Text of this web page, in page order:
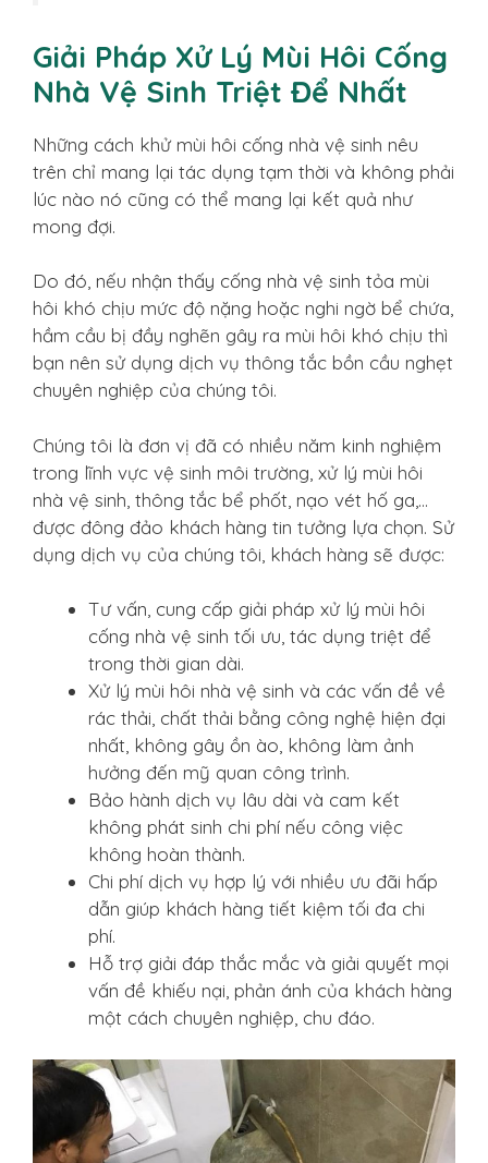
Giải Pháp Xử Lý Mùi Hôi Cống
Nhà Vệ Sinh Triệt Để Nhất
Những cách khử mùi hôi cống nhà vệ sinh nêu
trên chỉ mang lại tác dụng tạm thời và không phải
lúc nào nó cũng có thể mang lại kết quả như
mong đợi.
Do đó, nếu nhận thấy cống nhà vệ sinh tỏa mùi
hôi khó chịu mức độ nặng hoặc nghi ngờ bể chứa,
hầm cầu bị đầy nghẽn gây ra mùi hôi khó chịu thì
bạn nên sử dụng dịch vụ thông tắc bồn cầu nghẹt
chuyên nghiệp của chúng tôi.
Chúng tôi là đơn vị đã có nhiều năm kinh nghiệm
trong lĩnh vực vệ sinh môi trường, xử lý mùi hôi
nhà vệ sinh, thông tắc bể phốt, nạo vét hố ga,…
được đông đảo khách hàng tin tưởng lựa chọn. Sử
dụng dịch vụ của chúng tôi, khách hàng sẽ được:
Tư vấn, cung cấp giải pháp xử lý mùi hôi
cống nhà vệ sinh tối ưu, tác dụng triệt để
trong thời gian dài.
Xử lý mùi hôi nhà vệ sinh và các vấn đề về
rác thải, chất thải bằng công nghệ hiện đại
nhất, không gây ồn ào, không làm ảnh
hưởng đến mỹ quan công trình.
Bảo hành dịch vụ lâu dài và cam kết
không phát sinh chi phí nếu công việc
không hoàn thành.
Chi phí dịch vụ hợp lý với nhiều ưu đãi hấp
dẫn giúp khách hàng tiết kiệm tối đa chi
phí.
Hỗ trợ giải đáp thắc mắc và giải quyết mọi
vấn đề khiếu nại, phản ánh của khách hàng
một cách chuyên nghiệp, chu đáo.